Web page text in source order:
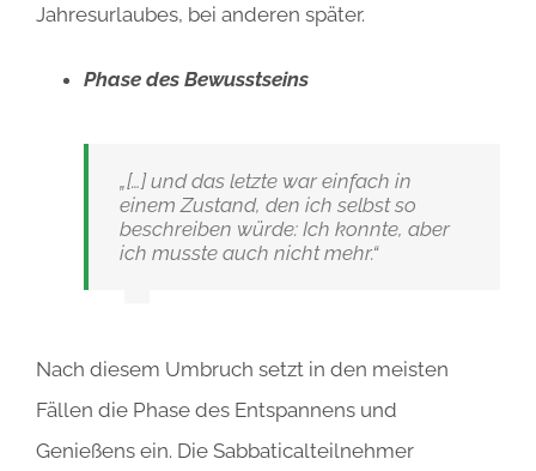
Jahresurlaubes, bei anderen später.
Phase des Bewusstseins
„[…] und das letzte war einfach in
einem Zustand, den ich selbst so
beschreiben würde: Ich konnte, aber
ich musste auch nicht mehr.“
Nach diesem Umbruch setzt in den meisten
Fällen die Phase des Entspannens und
Genießens ein. Die Sabbaticalteilnehmer